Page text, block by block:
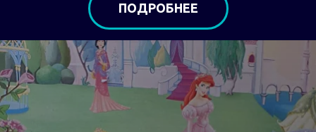
ПОДРОБНЕЕ